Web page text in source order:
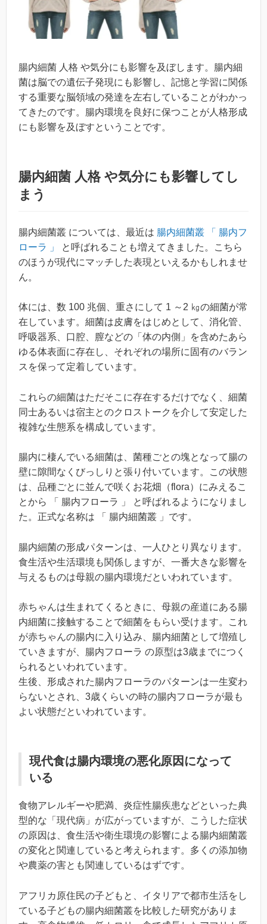
腸内細菌 人格 や気分にも影響を及ぼします。腸内細
菌は脳での遺伝子発現にも影響し、記憶と学習に関係
する重要な脳領域の発達を左右していることがわかっ
てきたのです。腸内環境を良好に保つことが人格形成
にも影響を及ぼすということです。
腸内細菌 人格 や気分にも影響してし
まう
腸内細菌叢 については、最近は 腸内細菌叢 「 腸内フ
ローラ 」
と呼ばれることも増えてきました。こちら
のほうが現代にマッチした表現といえるかもしれませ
ん。
体には、数 100 兆個、重さにして 1 ～2 ㎏の細菌が常
在しています。細菌は皮膚をはじめとして、消化管、
呼吸器系、口腔、膣などの「体の内側」を含めたあら
ゆる体表面に存在し、それぞれの場所に固有のバラン
スを保って定着しています。
これらの細菌はただそこに存在するだけでなく、細菌
同士あるいは宿主とのクロストークを介して安定した
複雑な生態系を構成しています。
腸内に棲んでいる細菌は、菌種ごとの塊となって腸の
壁に隙間なくびっしりと張り付いています。この状態
は、品種ごとに並んで咲くお花畑（flora）にみえるこ
とから 「 腸内フローラ 」 と呼ばれるようになりまし
た。正式な名称は 「 腸内細菌叢 」です。
腸内細菌の形成パターンは、一人ひとり異なります。
食生活や生活環境も関係しますが、一番大きな影響を
与えるものは母親の腸内環境だといわれています。
赤ちゃんは生まれてくるときに、母親の産道にある腸
内細菌に接触することで細菌をもらい受けます。これ
が赤ちゃんの腸内に入り込み、腸内細菌として増殖し
ていきますが、腸内フローラ の原型は3歳までにつく
られるといわれています。
生後、形成された腸内フローラのパターンは一生変わ
らないとされ、3歳くらいの時の腸内フローラが最も
よい状態だといわれています。
現代食は腸内環境の悪化原因になって
いる
食物アレルギーや肥満、炎症性腸疾患などといった典
型的な「現代病」が広がっていますが、こうした症状
の原因は、食生活や衛生環境の影響による腸内細菌叢
の変化と関連していると考えられます。多くの添加物
や農薬の害とも関連しているはずです。
アフリカ原住民の子どもと、イタリアで都市生活をし
ている子どもの腸内細菌叢を比較した研究がありま